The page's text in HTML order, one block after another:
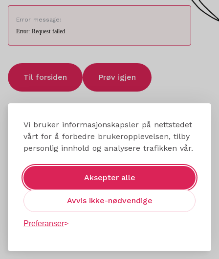
Vi bruker informasjonskapsler på nettstedet
vårt for å forbedre brukeropplevelsen, tilby
personlig innhold og analysere trafikken vår.
Aksepter alle
Avvis ikke-nødvendige
Preferanser
Error message:
Error: Request failed
Til forsiden Prøv igjen